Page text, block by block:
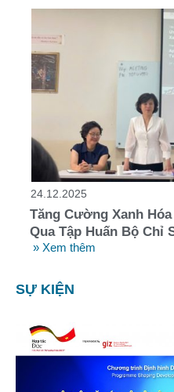
24.12.2025
Tăng Cường Xanh
Qua Tập Huấn Bộ Chỉ
» Xem thêm
SỰ KIỆN